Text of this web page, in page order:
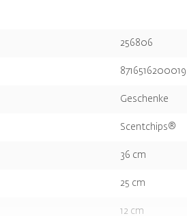
256806
8716516200019
Geschenke
Scentchips®
36 cm
25 cm
12 cm